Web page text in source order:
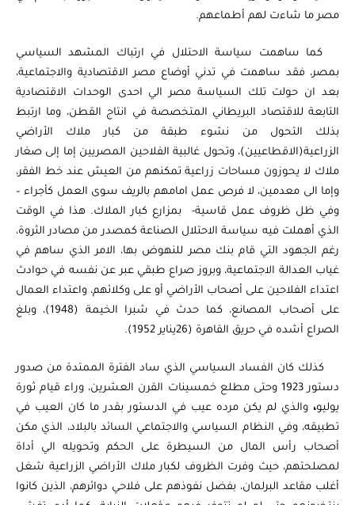
مصر ما شاءت لهم أطماعهم.
كما ساهمت سياسة الاحتلال في ارتباك المشهد السياسي
بمصر، فقد ساهمت في تدني أوضاع مصر الاقتصادية والاجتماعية،
بعد ان حولت تلك السياسة مصر الي احدى الوحدات الاقتصادية
التابعة للاقتصاد البريطاني المتخصصة في انتاج القطن، وما ارتبط
بذلك التحول من نشوء طبقة من كبار ملاك الأراضي
الزراعية(الاقطاعيين)، وتحول غالبية الفلاحين المصريين إما إلى صغار
ملاك لا يحوزون مساحات زراعية تمكنهم من العيش عند خط الفقر،
وإما الى معدمين، لا فرص عمل امامهم بالريف سوى العمل كأجراء –
وفي ظل ظروف عمل قاسية- بمزارع كبار الملاك. هذا في الوقت
الذي أهملت فيه سياسة الاحتلال الصناعة كمصدر من مصادر الثروة،
رغم الجهود التي قام بنك مصر للنهوض بها، الامر الذي ساهم في
غياب العدالة الاجتماعية، وبروز صراع طبقي عبر عن نفسه في حوادث
اعتداء الفلاحين على أصحاب الأراضي أو على وكلائهم، واعتداء العمال
على أصحاب المصانع، كما حدث في شبرا الخيمة (1948)، وبلغ
الصراع أشده في حريق القاهرة (26يناير 1952).
كذلك كان الفساد السياسي الذي ساد الفترة الممتدة من صدور
دستور 1923 وحتى مطلع خمسينات القرن العشرين، وراء قيام ثورة
يوليو،والذي لم يكن مرده عيب في الدستور بقدر ما كان العيب في
تطبيقه، وفي النظام السياسي والاجتماعي السائد بالبلاد، الذي مكن
أصحاب رأس المال من السيطرة على الحكم وتحويله الي أداة
لمصلحتهم، حيث وفرت الظروف لكبار ملاك الأراضي الزراعية شغل
أغلب مقاعد البرلمان، بفضل نفوذهم على فلاحي دوائرهم، الذين كانوا